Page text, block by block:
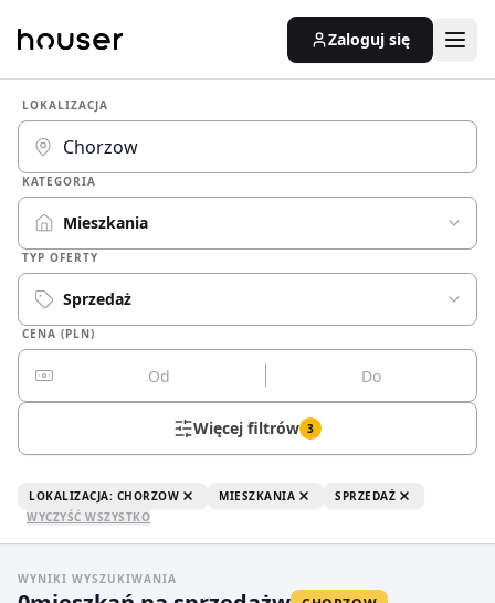
Zaloguj się
LOKALIZACJA
KATEGORIA
Mieszkania
TYP OFERTY
Sprzedaż
CENA (PLN)
Więcej filtrów 3
LOKALIZACJA: CHORZOW MIESZKANIA
SPRZEDAŻ
WYCZYŚĆ WSZYSTKO
WYNIKI WYSZUKIWANIA